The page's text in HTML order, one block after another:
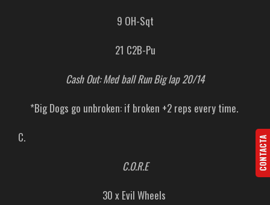
9 OH-Sqt
21 C2B-Pu
Cash Out: Med ball Run Big lap 20/14
*Big Dogs go unbroken: if broken +2 reps every time.
C.
C.O.R.E
30 x Evil Wheels
CONTACTA